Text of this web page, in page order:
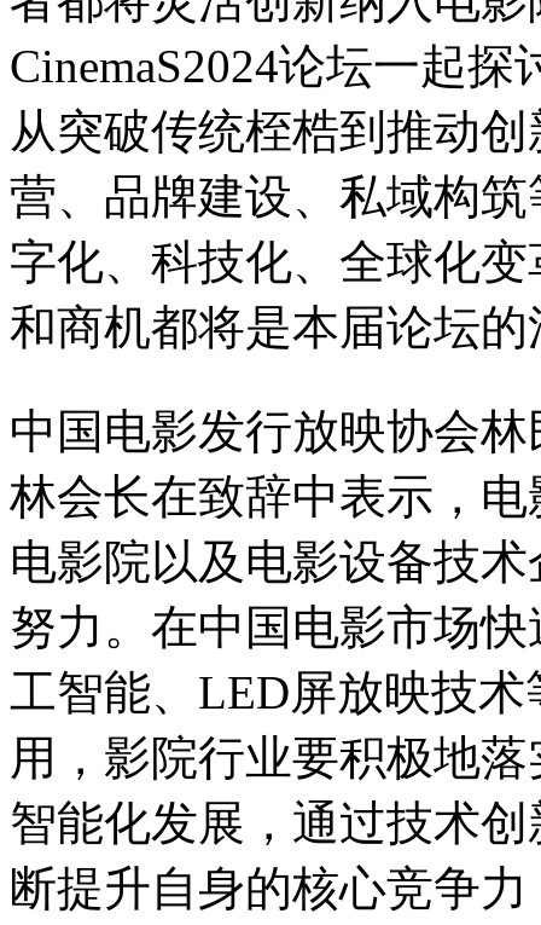
CinemaS2024论坛一起
从突破传统桎梏到推动
营、品牌建设、私域构
字化、科技化、全球化
和商机都将是本届论坛
中国电影发行放映协会
林会长在致辞中表示，
电影院以及电影设备技
努力。在中国电影市场
工智能、LED屏放映技
用，影院行业要积极地
智能化发展，通过技术
断提升自身的核心竞争